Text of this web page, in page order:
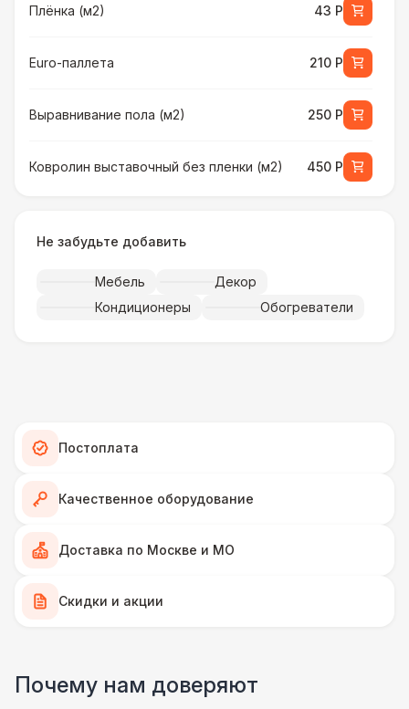
Плёнка (м2) 43 Р
Euro-паллета 210 Р
Выравнивание пола (м2) 250 Р
Ковролин выставочный без пленки (м2) 450 Р
Не забудьте добавить
Мебель
Декор
Кондиционеры
Обогреватели
Постоплата
Качественное оборудование
Доставка по Москве и МО
Скидки и акции
Почему нам доверяют